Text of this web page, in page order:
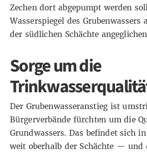
Zechen dort abgepumpt werden
Wasserspiegel des Grubenwassers
der südlichen Schächte
Sorge um die
Der Grubenwasseranstieg ist
Bürgerverbände fürchten um die
Grundwassers. Das befindet sich
weit oberhalb der Schächte — und